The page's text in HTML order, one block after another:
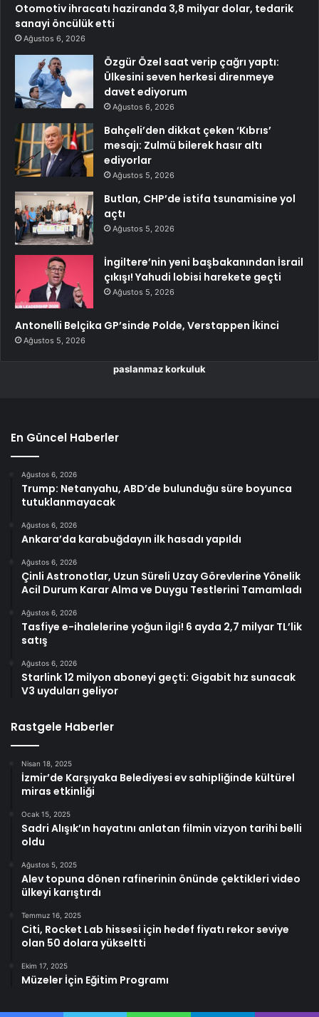
Otomotiv ihracatı haziranda 3,8 milyar dolar, tedarik
sanayi öncülük etti
Ağustos 6, 2026
Özgür Özel saat verip çağrı yaptı:
Ülkesini seven herkesi direnmeye
davet ediyorum
Ağustos 6, 2026
Bahçeli’den dikkat çeken ‘Kıbrıs’
mesajı: Zulmü bilerek hasır altı
ediyorlar
Ağustos 5, 2026
Butlan, CHP’de istifa tsunamisine yol
açtı
Ağustos 5, 2026
İngiltere’nin yeni başbakanından İsrail
çıkışı! Yahudi lobisi harekete geçti
Ağustos 5, 2026
Antonelli Belçika GP’sinde Polde, Verstappen İkinci
Ağustos 5, 2026
paslanmaz korkuluk
En Güncel Haberler
Ağustos 6, 2026
Trump: Netanyahu, ABD’de bulunduğu süre boyunca
tutuklanmayacak
Ağustos 6, 2026
Ankara’da karabuğdayın ilk hasadı yapıldı
Ağustos 6, 2026
Çinli Astronotlar, Uzun Süreli Uzay Görevlerine Yönelik
Acil Durum Karar Alma ve Duygu Testlerini Tamamladı
Ağustos 6, 2026
Tasfiye e-ihalelerine yoğun ilgi! 6 ayda 2,7 milyar TL’lik
satış
Ağustos 6, 2026
Starlink 12 milyon aboneyi geçti: Gigabit hız sunacak
V3 uyduları geliyor
Rastgele Haberler
Nisan 18, 2025
İzmir’de Karşıyaka Belediyesi ev sahipliğinde kültürel
miras etkinliği
Ocak 15, 2025
Sadri Alışık’ın hayatını anlatan filmin vizyon tarihi belli
oldu
Ağustos 5, 2025
Alev topuna dönen rafinerinin önünde çektikleri video
ülkeyi karıştırdı
Temmuz 16, 2025
Citi, Rocket Lab hissesi için hedef fiyatı rekor seviye
olan 50 dolara yükseltti
Ekim 17, 2025
Müzeler İçin Eğitim Programı